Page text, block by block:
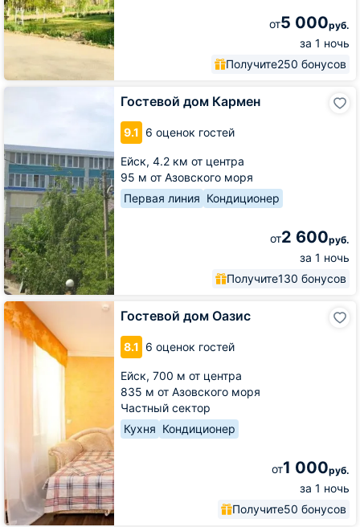
от5 000руб.
за 1 ночь
Получите250 бонусов
Гостевой дом Кармен
9.1 6 оценок гостей
Ейск, 4.2 км от центра
95 м от Азовского моря
Первая линия Кондиционер
от2 600руб.
за 1 ночь
Получите130 бонусов
Гостевой дом Оазис
8.1 6 оценок гостей
Ейск, 700 м от центра
835 м от Азовского моря
Частный сектор
Кухня Кондиционер
от1 000руб.
за 1 ночь
Получите50 бонусов
Гостевой
дом
Оазис